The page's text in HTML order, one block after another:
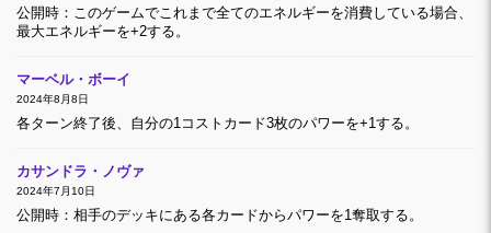
公開時：このゲームでこれまで全てのエネルギーを消費している場合、
最大エネルギーを+2する。
マーベル・ボーイ
2024年8月8日
各ターン終了後、自分の1コストカード3枚のパワーを+1する。
カサンドラ・ノヴァ
2024年7月10日
公開時：相手のデッキにある各カードからパワーを1奪取する。